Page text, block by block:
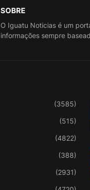
SOBRE
O Iguatu Noticias é um
informações sempre
(3585)
(515)
(4822)
(388)
(2931)